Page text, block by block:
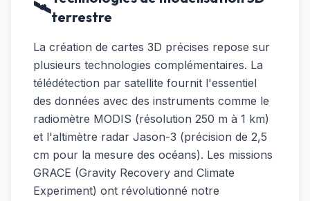
🛰️terrestre
La création de cartes 3D précises repose sur
plusieurs technologies complémentaires. La
télédétection par satellite fournit l'essentiel
des données avec des instruments comme le
radiomètre MODIS (résolution 250 m à 1 km)
et l'altimètre radar Jason-3 (précision de 2,5
cm pour la mesure des océans). Les missions
GRACE (Gravity Recovery and Climate
Experiment) ont révolutionné notre